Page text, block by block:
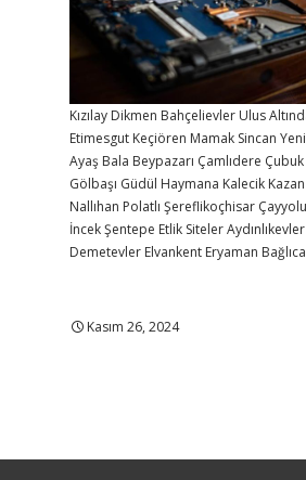
Kızılay Dikmen Bahçelievler Ulus
Etimesgut Keçiören Mamak Sincan
Ayaş Bala Beypazarı Çamlıdere Çubuk
Gölbaşı Güdül Haymana Kalecik Kazan
Nallıhan Polatlı Şereflikoçhisar Çayyolu
İncekŞentepe Etlik SitelerAydınlıkevler
Demetevler Elvankent Eryaman Bağlıca
Kasım 26, 2024